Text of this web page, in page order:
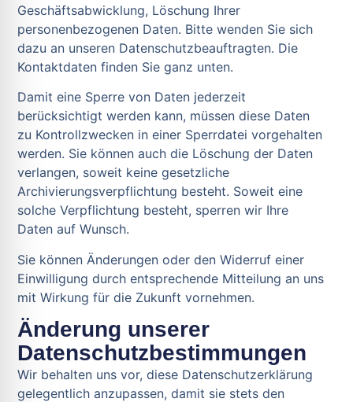
Geschäftsabwicklung, Löschung Ihrer
personenbezogenen Daten. Bitte wenden Sie sich
dazu an unseren Datenschutzbeauftragten. Die
Kontaktdaten finden Sie ganz unten.
Damit eine Sperre von Daten jederzeit
berücksichtigt werden kann, müssen diese Daten
zu Kontrollzwecken in einer Sperrdatei vorgehalten
werden. Sie können auch die Löschung der Daten
verlangen, soweit keine gesetzliche
Archivierungsverpflichtung besteht. Soweit eine
solche Verpflichtung besteht, sperren wir Ihre
Daten auf Wunsch.
Sie können Änderungen oder den Widerruf einer
Einwilligung durch entsprechende Mitteilung an uns
mit Wirkung für die Zukunft vornehmen.
Änderung unserer
Datenschutzbestimmungen
Wir behalten uns vor, diese Datenschutzerklärung
gelegentlich anzupassen, damit sie stets den